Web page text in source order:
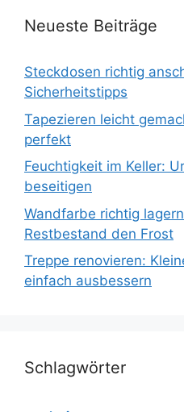
Neueste Beiträge
Steckdosen richtig
Sicherheitstipps
Tapezieren leicht
perfekt
Feuchtigkeit im Keller:
beseitigen
Wandfarbe richtig
Restbestand den Frost
Treppe renovieren:
einfach ausbessern
Schlagwörter